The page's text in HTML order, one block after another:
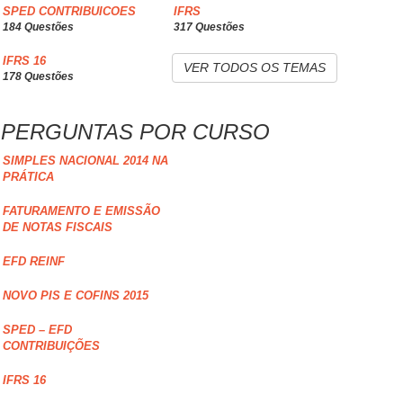
SPED CONTRIBUICOES
184 Questões
IFRS
317 Questões
IFRS 16
178 Questões
VER TODOS OS TEMAS
PERGUNTAS POR CURSO
SIMPLES NACIONAL 2014 NA
PRÁTICA
FATURAMENTO E EMISSÃO
DE NOTAS FISCAIS
EFD REINF
NOVO PIS E COFINS 2015
SPED – EFD
CONTRIBUIÇÕES
IFRS 16